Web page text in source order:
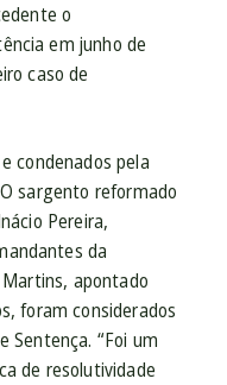
o
em junho de
caso de
condenados pela
sargento reformado
Pereira,
da
Martins, apontado
foram considerados
Sentença. “Foi um
de resolutividade